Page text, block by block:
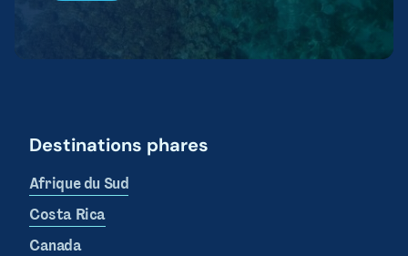
Destinations phares
Afrique du Sud
Costa Rica
Canada